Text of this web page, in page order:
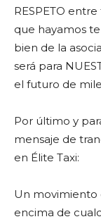
RESPETO
que hayamos
bien de la
será para
el futuro de
Por último y
mensaje de
en Élite Taxi:
Un movimiento
encima de